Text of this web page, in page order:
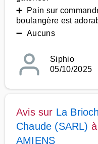
➕ Pain sur
boulangère est
➖ Aucuns
Siphio
05/10/2025
Avis sur La
Chaude (SARL) à
AMIENS